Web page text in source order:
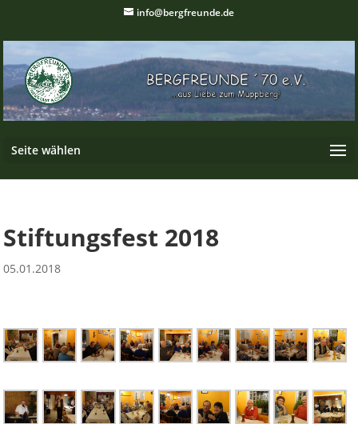
info@bergfreunde.de
Seite wählen
Stiftungsfest 2018
05.01.2018